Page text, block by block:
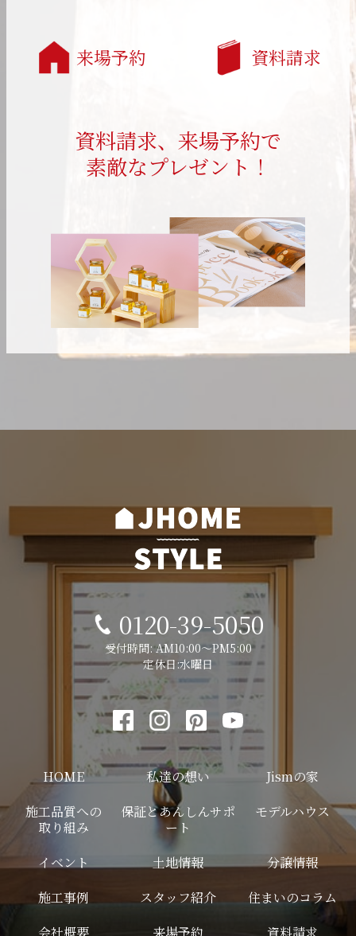
来場予約 資料請求
資料請求、来場予約で
素敵なプレゼント！
0120-39-5050
受付時間: AM10:00～PM5:00
定休日:水曜日
HOME 私達の想い
Jismの家
施工品質への
取り組み
保証とあんしんサポ
ート
モデルハウス
イベント 土地情報
分譲情報
施工事例
スタッフ紹介
住まいのコラム
会社概要
来場予約 資料請求